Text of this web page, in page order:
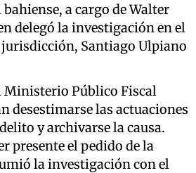
bahiense, a cargo de Walter
delegó la investigación en el
jurisdicción, Santiago Ulpiano
Ministerio Público Fiscal
desestimarse las actuaciones
y archivarse la causa.
presente el pedido de la
la investigación con el